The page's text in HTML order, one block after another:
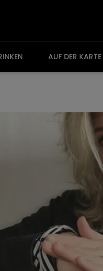
AUF DER KARTE